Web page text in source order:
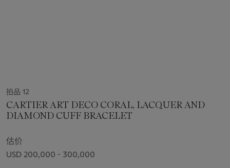
拍品 12
CARTIER ART DECO CORAL, LACQUER AND
DIAMOND CUFF BRACELET
估价
USD 200,000 - 300,000